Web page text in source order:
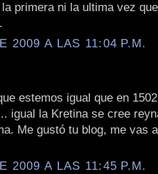
primera ni la ultima vez
2009 A LAS 11:04 P.M.
estemos igual que en
igual la Kretina se cree
Me gustó tu blog, me vas
2009 A LAS 11:45 P.M.